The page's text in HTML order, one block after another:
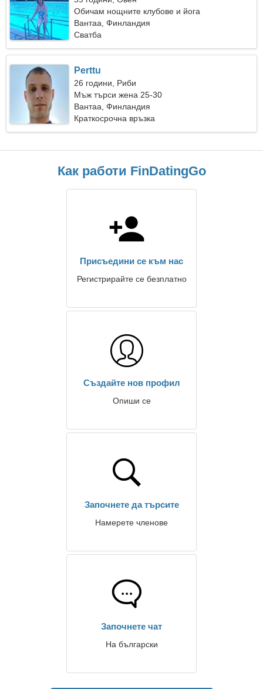
Обичам нощните клубове и йога
Вантаа, Финландия
Сватба
Perttu
26 години, Риби
Мъж търси жена 25-30
Вантаа, Финландия
Краткосрочна връзка
Как работи FinDatingGo
Присъедини се към нас
Регистрирайте се безплатно
Създайте нов профил
Опиши се
Започнете да търсите
Намерете членове
Започнете чат
На български